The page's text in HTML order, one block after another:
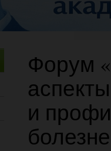
Форум
и